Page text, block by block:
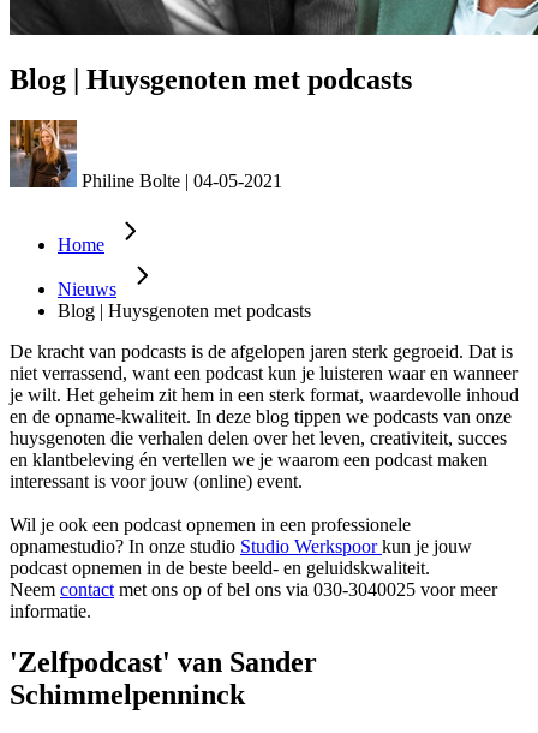
Blog | Huysgenoten met podcasts
Philine Bolte | 04-05-2021
Home
Nieuws
Blog | Huysgenoten met podcasts
De kracht van podcasts is de afgelopen jaren sterk gegroeid. Dat is
niet verrassend, want een podcast kun je luisteren waar en wanneer
je wilt. Het geheim zit hem in een sterk format, waardevolle inhoud
en de opname-kwaliteit. In deze blog tippen we podcasts van onze
huysgenoten die verhalen delen over het leven, creativiteit, succes
en klantbeleving én vertellen we je waarom een podcast maken
interessant is voor jouw (online) event.
Wil je ook een podcast opnemen in een professionele
opnamestudio? In onze studio Studio Werkspoorkun je jouw
podcast opnemen in de beste beeld- en geluidskwaliteit.
Neem contact met ons op of bel ons via 030-3040025 voor meer
informatie.
'Zelfpodcast' van Sander
Schimmelpenninck